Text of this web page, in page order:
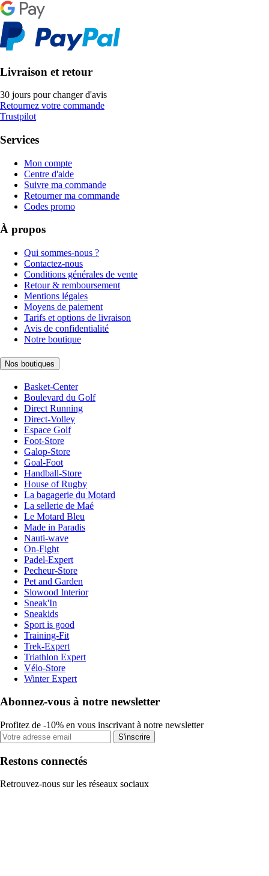
Livraison et retour
30 jours pour changer d'avis
Retournez votre commande
Trustpilot
Services
Mon compte
Centre d'aide
Suivre ma commande
Retourner ma commande
Codes promo
À propos
Qui sommes-nous ?
Contactez-nous
Conditions générales de vente
Retour & remboursement
Mentions légales
Moyens de paiement
Tarifs et options de livraison
Avis de confidentialité
Notre boutique
Nos boutiques
Basket-Center
Boulevard du Golf
Direct Running
Direct-Volley
Espace Golf
Foot-Store
Galop-Store
Goal-Foot
Handball-Store
House of Rugby
La bagagerie du Motard
La sellerie de Maé
Le Motard Bleu
Made in Paradis
Nauti-wave
On-Fight
Padel-Expert
Pecheur-Store
Pet and Garden
Slowood Interior
Sneak'In
Sneakids
Sport is good
Training-Fit
Trek-Expert
Triathlon Expert
Vélo-Store
Winter Expert
Abonnez-vous à notre newsletter
Profitez de -10% en vous inscrivant à notre newsletter
S'inscrire
Restons connectés
Retrouvez-nous sur les réseaux sociaux